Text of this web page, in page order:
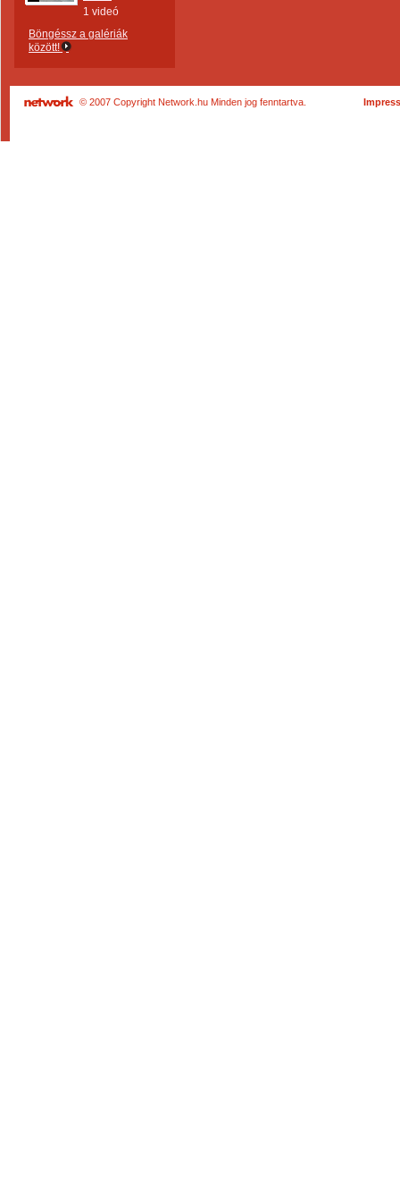
1 videó
Böngéssz a galériák
között!
© 2007 Copyright Network.hu Minden jog fenntartva.